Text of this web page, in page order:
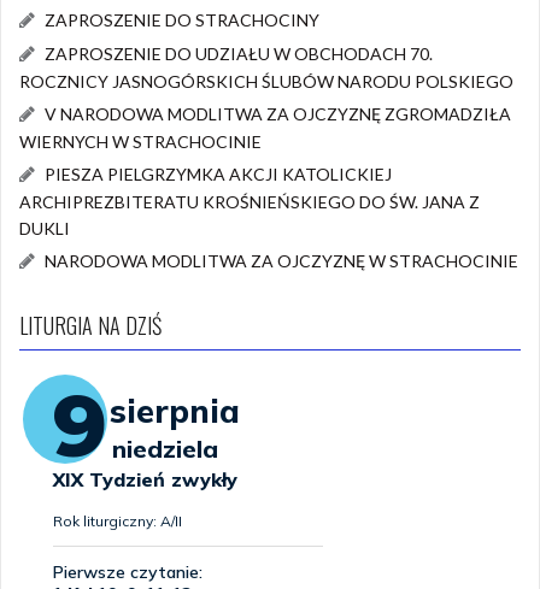
ZAPROSZENIE DO STRACHOCINY
ZAPROSZENIE DO UDZIAŁU W OBCHODACH 70.
ROCZNICY JASNOGÓRSKICH ŚLUBÓW NARODU POLSKIEGO
V NARODOWA MODLITWA ZA OJCZYZNĘ ZGROMADZIŁA
WIERNYCH W STRACHOCINIE
PIESZA PIELGRZYMKA AKCJI KATOLICKIEJ
ARCHIPREZBITERATU KROŚNIEŃSKIEGO DO ŚW. JANA Z
DUKLI
NARODOWA MODLITWA ZA OJCZYZNĘ W STRACHOCINIE
LITURGIA NA DZIŚ